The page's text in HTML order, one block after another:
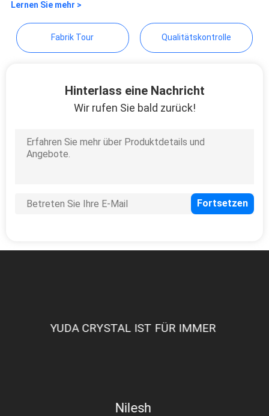
Lernen Sie mehr >
Fabrik Tour Qualitätskontrolle
Hinterlass eine Nachricht
Wir rufen Sie bald zurück!
YUDA CRYSTAL IST FÜR IMMER
Nilesh